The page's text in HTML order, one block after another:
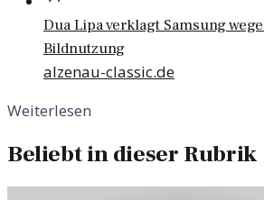
Dua Lipa verklagt Samsung
Bildnutzung
alzenau-classic.de
Weiterlesen
Beliebt in dieser Rubrik